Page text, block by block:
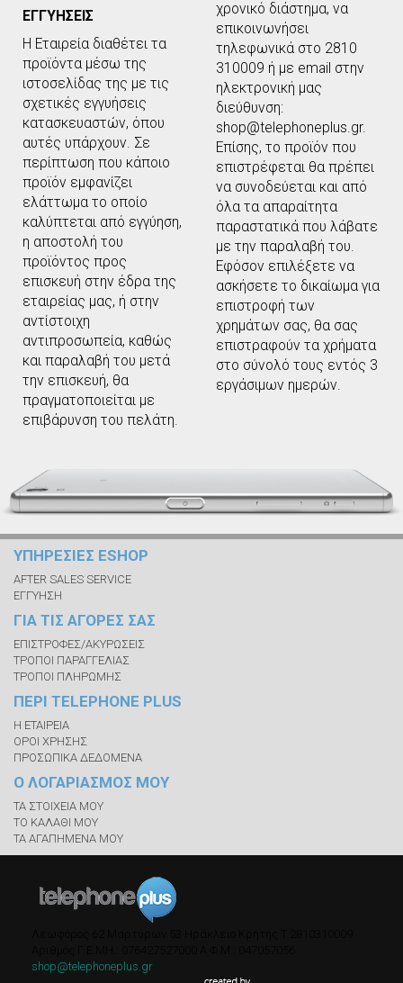
ΕΓΓΥΗΣΕΙΣ
Η Εταιρεία διαθέτει τα
προϊόντα μέσω της
ιστοσελίδας της με τις
σχετικές εγγυήσεις
κατασκευαστών, όπου
αυτές υπάρχουν. Σε
περίπτωση που κάποιο
προϊόν εμφανίζει
ελάττωμα το οποίο
καλύπτεται από εγγύηση,
η αποστολή του
προϊόντος προς
επισκευή στην έδρα της
εταιρείας μας, ή στην
αντίστοιχη
αντιπροσωπεία, καθώς
και παραλαβή του μετά
την επισκευή, θα
πραγματοποιείται με
επιβάρυνση του πελάτη.
χρονικό διάστημα, να
επικοινωνήσει
τηλεφωνικά στο 2810
310009 ή με email στην
ηλεκτρονική μας
διεύθυνση:
shop@telephoneplus.gr.
Επίσης, το προϊόν που
επιστρέφεται θα πρέπει
να συνοδεύεται και από
όλα τα απαραίτητα
παραστατικά που λάβατε
με την παραλαβή του.
Εφόσον επιλέξετε να
ασκήσετε το δικαίωμα για
επιστροφή των
χρημάτων σας, θα σας
επιστραφούν τα χρήματα
στο σύνολό τους εντός 3
εργάσιμων ημερών.
ΥΠΗΡΕΣΙΕΣ ESHOP
AFTER SALES SERVICE
ΕΓΓΥΗΣΗ
ΓΙΑ ΤΙΣ ΑΓΟΡΕΣ ΣΑΣ
ΕΠΙΣΤΡΟΦΕΣ/ΑΚΥΡΩΣΕΙΣ
ΤΡΟΠΟΙ ΠΑΡΑΓΓΕΛΙΑΣ
ΤΡΟΠΟΙ ΠΛΗΡΩΜΗΣ
ΠΕΡΙ TELEPHONE PLUS
Η ΕΤΑΙΡΕΙΑ
ΟΡΟΙ ΧΡΗΣΗΣ
ΠΡΟΣΩΠΙΚΑ ΔΕΔΟΜΕΝΑ
Ο ΛΟΓΑΡΙΑΣΜΟΣ ΜΟΥ
ΤΑ ΣΤΟΙΧΕΙΑ ΜΟΥ
ΤΟ ΚΑΛΑΘΙ ΜΟΥ
ΤΑ ΑΓΑΠΗΜΕΝΑ ΜΟΥ
shop@telephoneplus.gr